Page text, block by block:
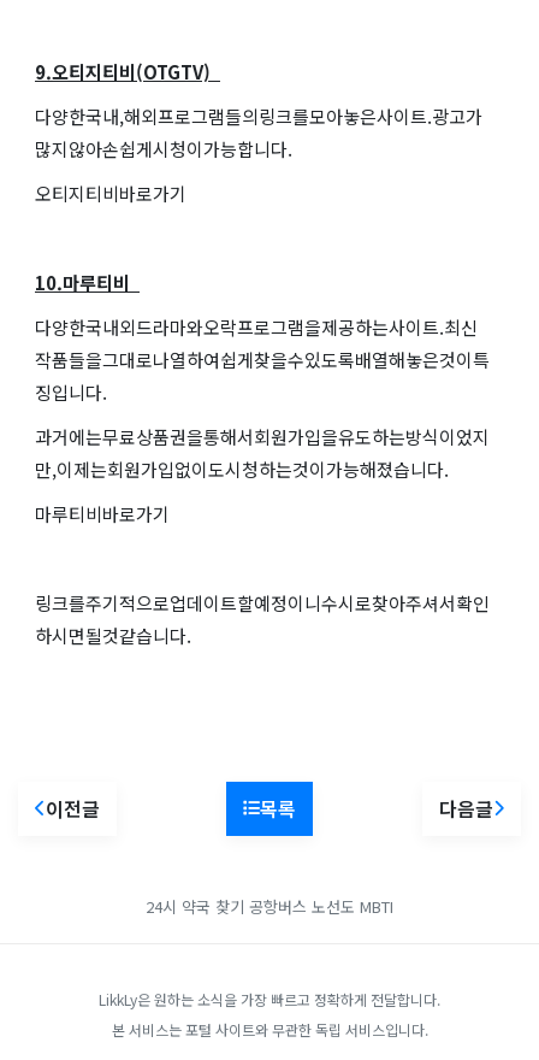
9.오티지티비(OTGTV)
다양한국내,해외프로그램들의링크를모아놓은사이트.광고가
많지않아손쉽게시청이가능합니다.
오티지티비바로가기
10.마루티비
다양한국내외드라마와오락프로그램을제공하는사이트.최신
작품들을그대로나열하여쉽게찾을수있도록배열해놓은것이특
징입니다.
과거에는무료상품권을통해서회원가입을유도하는방식이었지
만,이제는회원가입없이도시청하는것이가능해졌습니다.
마루티비바로가기
링크를주기적으로업데이트할예정이니수시로찾아주셔서확인
하시면될것같습니다.
이전글 목록 다음글
24시 약국 찾기 공항버스 노선도 MBTI
LikkLy은 원하는 소식을 가장 빠르고 정확하게 전달합니다.
본 서비스는 포털 사이트와 무관한 독립 서비스입니다.